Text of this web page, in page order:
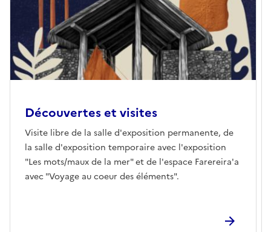
Découvertes et visites
Visite libre de la salle d'exposition permanente, de
la salle d'exposition temporaire avec l'exposition
"Les mots/maux de la mer" et de l'espace Farereira'a
avec "Voyage au coeur des éléments".